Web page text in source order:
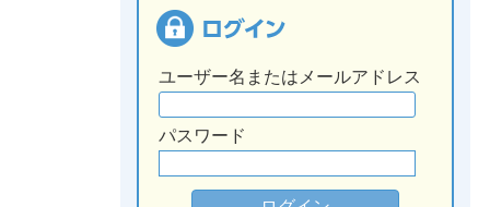
ユーザー名またはメールアドレス
パスワード